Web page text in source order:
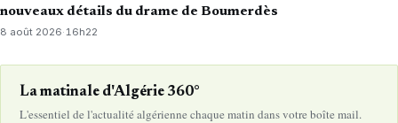
nouveaux détails du drame de Boumerdès
8 août 2026·16h22
La matinale d'Algérie 360°
L'essentiel de l'actualité algérienne chaque matin dans votre boîte mail.